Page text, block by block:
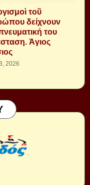
τοῦ
δείχνουν
του
Ἁγιος
2026